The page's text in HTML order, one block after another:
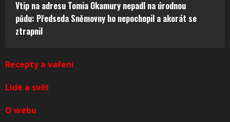
Vtip na adresu Tomia Okamury nepadl na úrodnou
půdu: Předseda Sněmovny ho nepochopil a akorát se
ztrapnil
Recepty a vaření
Lidé a svět
O webu